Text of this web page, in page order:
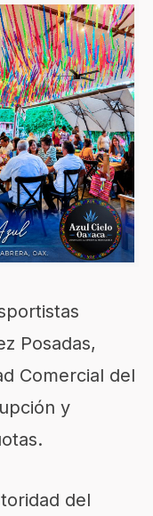
Posadas,
Comercial del
y
del